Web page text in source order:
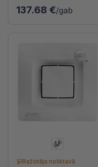
137.68 €/gab
Ražotāja noliktavā